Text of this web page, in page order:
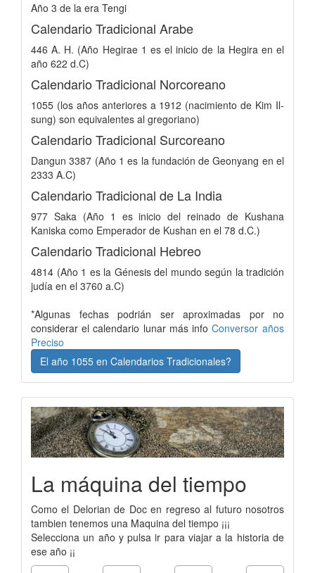
Año 3 de la era Tengi
Calendario Tradicional Arabe
446 A. H. (Año Hegirae 1 es el inicio de la Hegira en el
año 622 d.C)
Calendario Tradicional Norcoreano
1055 (los años anteriores a 1912 (nacimiento de Kim Il-
sung) son equivalentes al gregoriano)
Calendario Tradicional Surcoreano
Dangun 3387 (Año 1 es la fundación de Geonyang en el
2333 A.C)
Calendario Tradicional de La India
977 Saka (Año 1 es inicio del reinado de Kushana
Kaniska como Emperador de Kushan en el 78 d.C.)
Calendario Tradicional Hebreo
4814 (Año 1 es la Génesis del mundo según la tradición
judía en el 3760 a.C)
*Algunas fechas podrián ser aproximadas por no
considerar el calendario lunar más info Conversor años
Preciso
El año 1055 en Calendarios Tradicionales?
La máquina del tiempo
Como el Delorian de Doc en regreso al futuro nosotros
tambien tenemos una Maquina del tiempo ¡¡¡
Selecciona un año y pulsa ir para viajar a la historia de
ese año ¡¡